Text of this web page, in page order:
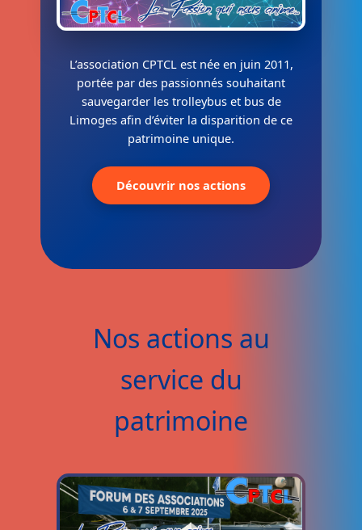
L’association CPTCL est née en juin 2011,
portée par des passionnés souhaitant
sauvegarder les trolleybus et bus de
Limoges afin d’éviter la disparition de ce
patrimoine unique.
Découvrir nos actions
Nos actions au
service du
patrimoine